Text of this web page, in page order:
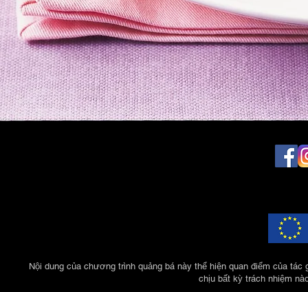
Nội dung của chương trình quảng bá này thể hiện quan điểm của
chịu bất kỳ trách nhiệm